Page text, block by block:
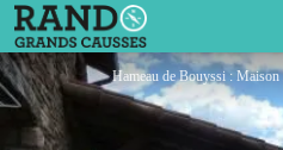
Hameau de Bouyssi : Maison l'Oustal